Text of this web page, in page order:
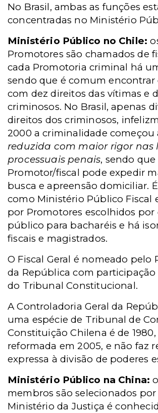
No Brasil, ambas as funções
concentradas no Ministério
Ministério Público no Chile:
Promotores são chamados de
cada Promotoria criminal há
sendo que é comum encontrar
com dez direitos das vítimas e
criminosos. No Brasil, apenas
direitos dos criminosos,
2000 a criminalidade começou
reduzida com maior rigor nas
processuais penais, sendo que
Promotor/fiscal pode expedir
busca e apreensão domiciliar.
como Ministério Público Fiscal
por Promotores escolhidos por
público para bacharéis e há
fiscais e magistrados.
O Fiscal Geral é nomeado pelo
da República com participação
do Tribunal Constitucional.
A Controladoria Geral da
uma espécie de Tribunal de
Constituição Chilena é de
reformada em 2005, e não faz
expressa à divisão de poderes
Ministério Público na China:
membros são selecionados
Ministério da Justiça é